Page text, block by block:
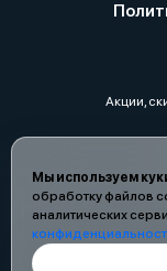
Мы используем
обработку файлов
аналитических
Акции,